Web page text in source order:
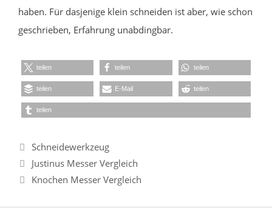
haben. Für dasjenige klein schneiden ist aber, wie schon
geschrieben, Erfahrung unabdingbar.
teilen teilen teilen
teilen E-Mail teilen
teilen
Kategorien
Schneidewerkzeug
Justinus Messer Vergleich
Knochen Messer Vergleich